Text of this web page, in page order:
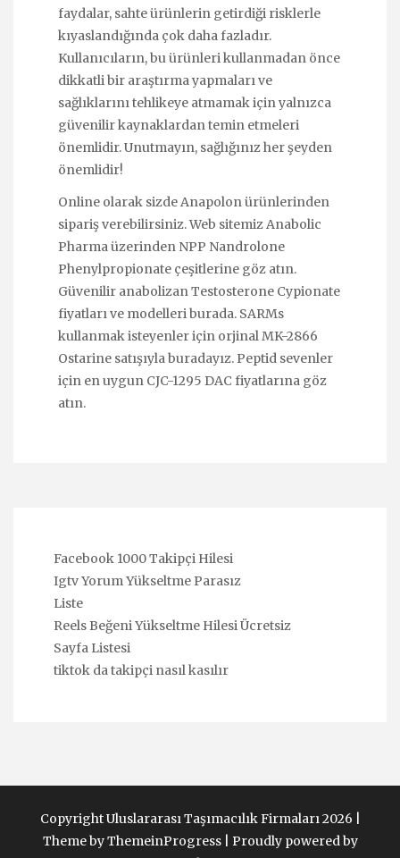
faydalar, sahte ürünlerin getirdiği risklerle
kıyaslandığında çok daha fazladır.
Kullanıcıların, bu ürünleri kullanmadan önce
dikkatli bir araştırma yapmaları ve
sağlıklarını tehlikeye atmamak için yalnızca
güvenilir kaynaklardan temin etmeleri
önemlidir. Unutmayın, sağlığınız her şeyden
önemlidir!
Online olarak sizdeAnapolonürünlerinden
sipariş verebilirsiniz. Web sitemiz Anabolic
Pharma üzerinden NPP Nandrolone
Phenylpropionate çeşitlerine göz atın.
Güvenilir anabolizanTestosterone Cypionate
fiyatları ve modelleri burada. SARMs
kullanmak isteyenler için orjinalMK-2866
Ostarine satışıyla buradayız. Peptid sevenler
için en uygun CJC-1295 DAC fiyatlarına göz
atın.
Facebook 1000 Takipçi Hilesi
Igtv Yorum Yükseltme Parasız
Liste
Reels Beğeni Yükseltme Hilesi Ücretsiz
Sayfa Listesi
tiktok da takipçi nasıl kasılır
Copyright Uluslararası Taşımacılık Firmaları 2026 |
Theme by ThemeinProgress| Proudly powered by